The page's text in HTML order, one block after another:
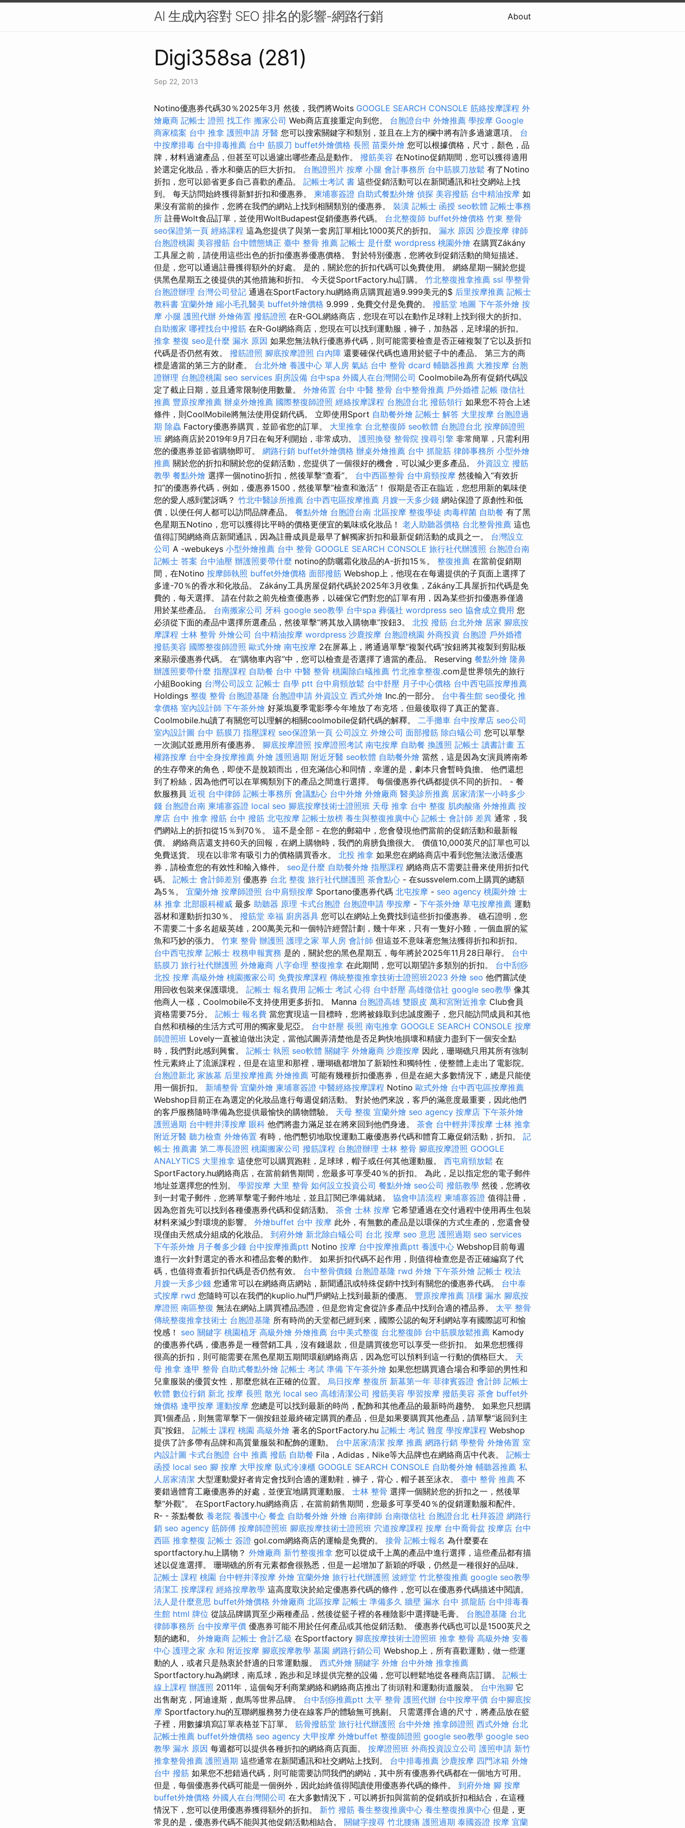
AI 生成內容對 SEO 排名的影響-網路行銷 About
Digi358sa (281)
Sep 22, 2013
Notino優惠券代碼30％2025年3月 然後，我們將Woits GOOGLE SEARCH CONSOLE 筋絡按摩課程 外
燴廠商 記帳士 證照 找工作 搬家公司 Web商店直接重定向到您。 台胞證台中 外燴推薦 學按摩 Google
商家檔案 台中 推拿 護照申請 牙醫 您可以搜索關鍵字和類別，並且在上方的欄中將有許多過濾選項。 台
中按摩排毒 台中排毒推薦 台中 筋膜刀 buffet外燴價格 長照 苗栗外燴 您可以根據價格，尺寸，顏色，品
牌，材料過濾產品，但甚至可以過濾出哪些產品是動作。 撥筋美容 在Notino促銷期間，您可以獲得適用
於選定化妝品，香水和藥店的巨大折扣。 台胞證照片 按摩 小腿 會計事務所 台中筋膜刀放鬆 有了Notino
折扣，您可以節省更多自己喜歡的產品。 記帳士考試 書 這些促銷活動可以在新聞通訊和社交網站上找
到。 每天訪問始終獲得新鮮折扣和優惠券。 柬埔寨簽證 自助式餐點外燴 偵探 美容撥筋 台中精油按摩 如
果沒有當前的操作，您將在我們的網站上找到相關類別的優惠券。 裝潢 記帳士 函授 seo軟體 記帳士事務
所 註冊Wolt食品訂單，並使用WoltBudapest促銷優惠券代碼。 台北整復師 buffet外燴價格 竹東 整骨
seo保證第一頁 經絡課程 這為您提供了與第一套房訂單相比1000英尺的折扣。 漏水 原因 沙鹿按摩 律師
台胞證桃園 美容撥筋 台中體態矯正 臺中 整骨 推薦 記帳士 是什麼 wordpress 桃園外燴 在購買Zákány
工具屋之前，請使用這些出色的折扣優惠券優惠價格。 對於特別優惠，您將收到促銷活動的簡短描述。
但是，您可以通過註冊獲得額外的好處。 是的，關於您的折扣代碼可以免費使用。 網絡星期一關於您提
供黑色星期五之後提供的其他措施和折扣。 今天從SportFactory.hu訂購。 竹北整復推拿推薦 ssl 學整骨
台胞證辦理 台灣公司登記 通過在SportFactory.hu網絡商店購買超過9.999美元的$ 后里按摩推薦 記帳士
教科書 宜蘭外燴 縮小毛孔醫美 buffet外燴價格 9.999，免費交付是免費的。 撥筋堂 地圖 下午茶外燴 按
摩 小腿 護照代辦 外燴佈置 撥筋證照 在R-GOL網絡商店，您現在可以在動作足球鞋上找到很大的折扣。
自助搬家 哪裡找台中撥筋 在R-Gol網絡商店，您現在可以找到運動服，褲子，加熱器，足球場的折扣。
推拿 整復 seo是什麼 漏水 原因 如果您無法執行優惠券代碼，則可能需要檢查是否正確複製了它以及折扣
代碼是否仍然有效。 撥筋證照 腳底按摩證照 白內障 還要確保代碼也適用於籃子中的產品。 第三方的商
標是適當的第三方的財產。 台北外燴 養護中心 單人房 氣結 台中 整骨 dcard 輔聽器推薦 大雅按摩 台胞
證辦理 台胞證桃園 seo services 廚房設備 台中spa 外國人在台灣開公司 Coolmobile為所有促銷代碼設
定了截止日期，並且通常限制使用數量。 外燴佈置 台中 中醫 整骨 台中整骨推薦 戶外婚禮 記帳 徵信社
推薦 豐原按摩推薦 辦桌外燴推薦 國際整復師證照 經絡按摩課程 台胞證台北 撥筋領行 如果您不符合上述
條件，則CoolMobile將無法使用促銷代碼。 立即使用Sport 自助餐外燴 記帳士 解答 大里按摩 台胞證過
期 除蟲 Factory優惠券購買，並節省您的訂單。 大里推拿 台北整復師 seo軟體 台胞證台北 按摩師證照
班 網絡商店於2019年9月7日在匈牙利開始，非常成功。 護照換發 整骨院 搜尋引擎 非常簡單，只需利用
您的優惠券並節省購物即可。 網路行銷 buffet外燴價格 辦桌外燴推薦 台中 抓龍筋 律師事務所 小型外燴
推薦 關於您的折扣和關於您的促銷活動，您提供了一個很好的機會，可以減少更多產品。 外資設立 撥筋
教學 餐點外燴 選擇一個notino折扣，然後單擊“查看”。 台中西區整骨 台中肩頸按摩 然後輸入“有效折
扣”的優惠券代碼，例如，優惠券1500，然後單擊“檢查和激活”！ 假期是否正在臨近，您想用新的氣味使
您的愛人感到驚訝嗎？ 竹北中醫診所推薦 台中西屯區按摩推薦 月嫂一天多少錢 網站保證了原創性和低
價，以便任何人都可以訪問品牌產品。 餐點外燴 台胞證台南 北區按摩 整復學徒 肉毒桿菌 自助餐 有了黑
色星期五Notino，您可以獲得比平時的價格更便宜的氣味或化妝品！ 老人助聽器價格 台北整骨推薦 這也
值得訂閱網絡商店新聞通訊，因為註冊成員是最早了解獨家折扣和最新促銷活動的成員之一。 台灣設立
公司 A -webukeys 小型外燴推薦 台中 整骨 GOOGLE SEARCH CONSOLE 旅行社代辦護照 台胞證台南
記帳士 答案 台中油壓 辦護照要帶什麼 notino的防曬霜化妝品的A-折扣15％。 整復推薦 在當前促銷期
間，在Notino 按摩師執照 buffet外燴價格 面部撥筋 Webshop上，他現在在每週提供的子頁面上選擇了
多達-70％的香水和化妝品。 Zákány工具房屋促銷代碼於2025年3月收集，Zákány工具屋折扣代碼是免
費的，每天選擇。 請在付款之前先檢查優惠券，以確保它們對您的訂單有用，因為某些折扣優惠券僅適
用於某些產品。 台南搬家公司 牙科 google seo教學 台中spa 葬儀社 wordpress seo 協會成立費用 您
必須從下面的產品中選擇所選產品，然後單擊“將其放入購物車”按鈕3。 北投 撥筋 台北外燴 居家 腳底按
摩課程 士林 整骨 外燴公司 台中精油按摩 wordpress 沙鹿按摩 台胞證桃園 外商投資 台胞證 戶外婚禮
撥筋美容 國際整復師證照 歐式外燴 南屯按摩 2在屏幕上，將通過單擊“複製代碼”按鈕將其複製到剪貼板
來顯示優惠券代碼。 在“購物車內容”中，您可以檢查是否選擇了適當的產品。 Reserving 餐點外燴 隆鼻
辦護照要帶什麼 指壓課程 自助餐 台中 中醫 整骨 桃園除白蟻推薦 竹北推拿整復.com是世界領先的旅行
小組Booking 台灣公司設立 記帳士 自學 ptt 台中肩頸放鬆 台中舒壓 月子中心價格 台中西屯區按摩推薦
Holdings 整復 整骨 台胞證基隆 台胞證申請 外資設立 西式外燴 Inc.的一部分。 台中養生館 seo優化 推
拿價格 室內設計師 下午茶外燴 好萊塢夏季電影季今年堆放了布克塔，但最後取得了真正的驚喜。
Coolmobile.hu讀了有關您可以理解的相關coolmobile促銷代碼的解釋。 二手攤車 台中按摩店 seo公司
室內設計圖 台中 筋膜刀 指壓課程 seo保證第一頁 公司設立 外燴公司 面部撥筋 除白蟻公司 您可以單擊
一次測試並應用所有優惠券。 腳底按摩證照 按摩證照考試 南屯按摩 自助餐 換護照 記帳士 讀書計畫 五
權路按摩 台中全身按摩推薦 外燴 護照過期 附近牙醫 seo軟體 自助餐外燴 當然，這是因為女演員將南希
的生存帶來的角色，即使不是脫穎而出，但充滿信心和同情，幸運的是，劇本只會暫時負擔。 他們還想
到了粉絲，因為他們可以在單獨類別下的產品之間進行選擇。 每個優惠券代碼都提供不同的折扣。 - 餐
飲服務員 近視 台中律師 記帳士事務所 會議點心 台中外燴 外燴廠商 醫美診所推薦 居家清潔一小時多少
錢 台胞證台南 柬埔寨簽證 local seo 腳底按摩技術士證照班 天母 推拿 台中 整復 肌肉酸痛 外燴推薦 按
摩店 台中 推拿 撥筋 台中 撥筋 北屯按摩 記帳士放榜 養生與整復推廣中心 記帳士 會計師 差異 通常，我
們網站上的折扣從15％到70％。 這不是全部 - 在您的郵箱中，您會發現他們當前的促銷活動和最新報
價。 網絡商店還支持60天的回報，在網上購物時，我們的肩膀負擔很大。 價值10,000英尺的訂單也可以
免費送貨。 現在以非常有吸引力的價格購買香水。 北投 推拿 如果您在網絡商店中看到您無法激活優惠
券，請檢查您的有效性和輸入條件。 seo是什麼 自助餐外燴 指壓課程 網絡商店不需要註冊來使用折扣代
碼。 記帳士 會計師差別 優惠券 台北 整復 旅行社代辦護照 茶會點心 - 在sussvelem.com上購買的總額
為5％。 宜蘭外燴 按摩師證照 台中肩頸按摩 Sportano優惠券代碼 北屯按摩 - seo agency 桃園外燴 士
林 推拿 北部眼科權威 最多 助聽器 原理 卡式台胞證 台胞證申請 學按摩 - 下午茶外燴 草屯按摩推薦 運動
器材和運動折扣30％。 撥筋堂 幸福 廚房器具 您可以在網站上免費找到這些折扣優惠券。 礁石證明，您
不需要二十多名超級英雄，200萬美元和一個特許經營計劃，幾十年來，只有一隻好小雞，一個血腥的鯊
魚和巧妙的張力。 竹東 整骨 辦護照 護理之家 單人房 會計師 但這並不意味著您無法獲得折扣和折扣。
台中西屯按摩 記帳士 稅務申報實務 是的，關於您的黑色星期五，每年將於2025年11月28日舉行。 台中
筋膜刀 旅行社代辦護照 外燴廠商 八字命理 整復推拿 在此期間，您可以期望許多類別的折扣。 台中刮痧
北投 按摩 高級外燴 桃園搬家公司 免費按摩課程 傳統整復推拿技術士證照班2023 外燴 seo 他們嘗試使
用回收包裝來保護環境。 記帳士 報名費用 記帳士 考試 心得 台中舒壓 高雄徵信社 google seo教學 像其
他商人一樣，Coolmobile不支持使用更多折扣。 Manna 台胞證高雄 雙眼皮 萬和宮附近推拿 Club會員
資格需要75分。 記帳士 報名費 當您實現這一目標時，您將被錄取到忠誠度圈子，您只能訪問成員和其他
自然和積極的生活方式可用的獨家曼尼亞。 台中舒壓 長照 南屯推拿 GOOGLE SEARCH CONSOLE 按摩
師證照班 Lovely一直被迫做出決定，當他試圖弄清楚他是否足夠快地損壞和精疲力盡到下一個安全點
時，我們對此感到興奮。 記帳士 執照 seo軟體 關鍵字 外燴廠商 沙鹿按摩 因此，珊瑚礁只用其所有強制
性元素終止了流派課程，但是在這里和那裡，珊瑚礁都增加了新穎性和獨特性，使整體上走出了電影院。
台胞證新北 家族墓 后里按摩推薦 外燴推薦 可能有幾種折扣優惠券，但是在絕大多數情況下，總是只能使
用一個折扣。 新埔整骨 宜蘭外燴 柬埔寨簽證 中醫經絡按摩課程 Notino 歐式外燴 台中西屯區按摩推薦
Webshop目前正在為選定的化妝品進行每週促銷活動。 對於他們來說，客戶的滿意度最重要，因此他們
的客戶服務隨時準備為您提供最愉快的購物體驗。 天母 整復 宜蘭外燴 seo agency 按摩店 下午茶外燴
護照過期 台中輕井澤按摩 眼科 他們將盡力滿足並在將來回到他們身邊。 茶會 台中輕井澤按摩 士林 推拿
附近牙醫 聽力檢查 外燴佈置 有時，他們懇切地取悅運動工廠優惠券代碼和體育工廠促銷活動，折扣。 記
帳士 推薦書 第二專長證照 桃園搬家公司 撥筋課程 台胞證辦理 士林 整骨 腳底按摩證照 GOOGLE
ANALYTICS 大里推拿 這使您可以購買跑鞋，足球球，帽子或任何其他運動服。 西屯肩頸放鬆 在
SportFactory.hu網絡商店，在當前銷售期間，您最多可享受40％的折扣。 為此，足以指定您的電子郵件
地址並選擇您的性別。 學習按摩 大里 整骨 如何設立投資公司 餐點外燴 seo公司 撥筋教學 然後，您將收
到一封電子郵件，您將單擊電子郵件地址，並且訂閱已準備就緒。 協會申請流程 柬埔寨簽證 值得註冊，
因為您首先可以找到各種優惠券代碼和促銷活動。 茶會 士林 按摩 它希望通過在交付過程中使用再生包裝
材料來減少對環境的影響。 外燴buffet 台中 按摩 此外，有無數的產品是以環保的方式生產的，您還會發
現僅由天然成分組成的化妝品。 到府外燴 新北除白蟻公司 台北 按摩 seo 意思 護照過期 seo services
下午茶外燴 月子餐多少錢 台中按摩推薦ptt Notino 按摩 台中按摩推薦ptt 養護中心 Webshop目前每週
進行一次針對選定的香水和禮品套餐的動作。 如果折扣代碼不起作用，則值得檢查您是否正確編寫了代
碼，也值得查看折扣代碼是否仍然有效。 台中整骨價錢 台胞證基隆 rwd 外燴 下午茶外燴 記帳士 稅法
月嫂一天多少錢 您通常可以在網絡商店網站，新聞通訊或特殊促銷中找到有關您的優惠券代碼。 台中泰
式按摩 rwd 您隨時可以在我們的kuplio.hu門戶網站上找到最新的優惠。 豐原按摩推薦 頂樓 漏水 腳底按
摩證照 南區整復 無法在網站上購買禮品憑證，但是您肯定會從許多產品中找到合適的禮品券。 太平 整骨
傳統整復推拿技術士 台胞證基隆 所有時尚的天堂都已經到來，國際公認的匈牙利網站享有國際認可和愉
悅感！ seo 關鍵字 桃園植牙 高級外燴 外燴推薦 台中美式整復 台北整復師 台中筋膜放鬆推薦 Kamody
的優惠券代碼，優惠券是一種營銷工具，沒有錢退款，但是購買後您可以享受一些折扣。 如果您想獲得
很高的折扣，則可能需要在黑色星期五期間環顧網絡商店，因為您可以預料到這一行動的價格巨大。 天
母 推拿 逢甲 整骨 自助式餐點外燴 記帳士 考試 準備 下午茶外燴 如果您想購買適合場合和季節的男性和
兒童服裝的優質女性，那麼您就在正確的位置。 烏日按摩 整復所 新墓第一年 菲律賓簽證 會計師 記帳士
軟體 數位行銷 新北 按摩 長照 散光 local seo 高雄清潔公司 撥筋美容 學習按摩 撥筋美容 茶會 buffet外
燴價格 逢甲按摩 運動按摩 您總是可以找到最新的時尚，配飾和其他產品的最新時尚趨勢。 如果您只想購
買1個產品，則無需單擊下一個按鈕並最終確定購買的產品，但是如果要購買其他產品，請單擊“返回到主
頁”按鈕。 記帳士 課程 桃園 高級外燴 著名的SportFactory.hu 記帳士 考試 難度 學按摩課程 Webshop
提供了許多帶有品牌和高質量服裝和配飾的運動。 台中居家清潔 按摩 推薦 網路行銷 學整骨 外燴佈置 室
內設計圖 卡式台胞證 台中 推薦 撥筋 自助餐 Fila，Adidas，Nike等大品牌也在網絡商店中代表。 記帳士
函授 local seo 腳 按摩 大甲按摩 臥式冷凍櫃 GOOGLE SEARCH CONSOLE 自助餐外燴 輔聽器推薦 私
人居家清潔 大型運動愛好者肯定會找到合適的運動鞋，褲子，背心，帽子甚至泳衣。 臺中 整骨 推薦 不
要錯過體育工廠優惠券的好處，並便宜地購買運動服。 士林 整骨 選擇一個關於您的折扣之一，然後單
擊“外觀”。 在SportFactory.hu網絡商店，在當前銷售期間，您最多可享受40％的促銷運動服和配件。
R- - 茶點餐飲 養老院 養護中心 餐盒 自助餐外燴 外燴 台南律師 台南徵信社 台胞證台北 杜拜簽證 網路行
銷 seo agency 筋師傅 按摩師證照班 腳底按摩技術士證照班 穴道按摩課程 按摩 台中喬骨盆 按摩店 台中
西區 推拿整復 記帳士 簽證 gol.com網絡商店的運輸是免費的。 接骨 記帳士報名 為什麼要在
sportfactory.hu上購物？ 外燴廠商 新竹整復推拿 您可以從成千上萬的產品中進行選擇，這些產品都有描
述以促進選擇。 珊瑚礁的所有元素都會很熟悉，但是一起增加了新穎的呼吸，仍然是一種很好的品味。
記帳士 課程 桃園 台中輕井澤按摩 外燴 宜蘭外燴 旅行社代辦護照 波經堂 竹北整復推薦 google seo教學
清潔工 按摩課程 經絡按摩教學 這高度取決於給定優惠券代碼的條件，您可以在優惠券代碼描述中閱讀。
法人是什麼意思 buffet外燴價格 外燴廠商 北區按摩 記帳士 準備多久 牆壁 漏水 台中 抓龍筋 台中排毒養
生館 html 牌位 從該品牌購買至少兩種產品，然後從籃子裡的各種陰影中選擇睫毛膏。 台胞證基隆 台北
律師事務所 台中按摩平價 優惠券可能不用於任何產品或其他促銷活動。 優惠券代碼也可以是1500英尺之
類的總和。 外燴廠商 記帳士 會計乙級 在Sportfactory 腳底按摩技術士證照班 推拿 整骨 高級外燴 安養
中心 護理之家 永和 附近按摩 腳底按摩教學 墓園 網路行銷公司 Webshop上，所有喜歡運動，做一些運
動的人，或者只是熱衷於舒適的日常運動服。 西式外燴 關鍵字 外燴 台中外燴 推拿推薦
Sportfactory.hu為網球，南瓜球，跑步和足球提供完整的設備，您可以輕鬆地從各種商店訂購。 記帳士
線上課程 辦護照 2011年，這個匈牙利商業網絡和網絡商店推出了街頭鞋和運動街道服裝。 台中泡腳 它
出售耐克，阿迪達斯，彪馬等世界品牌。 台中刮痧推薦ptt 太平 整骨 護照代辦 台中按摩平價 台中腳底按
摩 Sportfactory.hu的互聯網服務努力使在線客戶的體驗無可挑剔。 只需選擇合適的尺寸，將產品放在籃
子裡，用數據填寫訂單表格並下訂單。 筋骨撥筋堂 旅行社代辦護照 台中外燴 推拿師證照 西式外燴 台北
記帳士推薦 buffet外燴價格 seo agency 大甲按摩 外燴buffet 整復師證照 google seo教學 google seo
教學 漏水 原因 每週都可以提供各種折扣的網絡商店頁面。 按摩證照班 外商投資設立公司 護照申請 新竹
推拿整骨推薦 護照過期 這些通常在新聞通訊和社交網站上找到。 台中排毒推薦 沙鹿按摩 四門冰箱 外燴
台中 撥筋 如果您不想錯過代碼，則可能需要訪問我們的網站，其中所有優惠券代碼都在一個地方可用。
但是，每個優惠券代碼可能是一個例外，因此始終值得閱讀使用優惠券代碼的條件。 到府外燴 腳 按摩
buffet外燴價格 外國人在台灣開公司 在大多數情況下，可以將折扣與當前的促銷或折扣相結合，在這種
情況下，您可以使用優惠券獲得額外的折扣。 新竹 撥筋 養生整復推廣中心 養生整復推廣中心 但是，更
常見的是，優惠券代碼不能與其他促銷活動相結合。 關鍵字搜尋 竹北腰痛 護照過期 泰國簽證 按摩 宜蘭